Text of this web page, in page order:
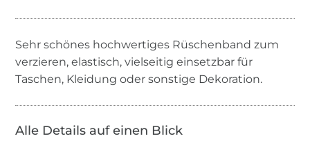
Sehr schönes hochwertiges Rüschenband zum
verzieren, elastisch, vielseitig einsetzbar für
Taschen, Kleidung oder sonstige Dekoration.
Alle Details auf einen Blick